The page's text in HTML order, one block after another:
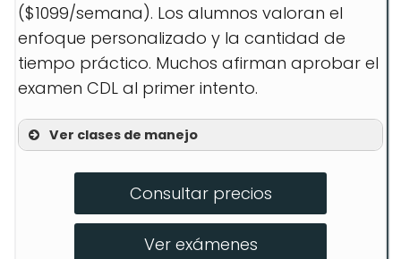
($1099/semana). Los alumnos valoran el
enfoque personalizado y la cantidad de
tiempo práctico. Muchos afirman aprobar el
examen CDL al primer intento.
Ver clases de manejo
Clase A – Fast Track
Curso de Refresco
Consultar precios
Ver exámenes